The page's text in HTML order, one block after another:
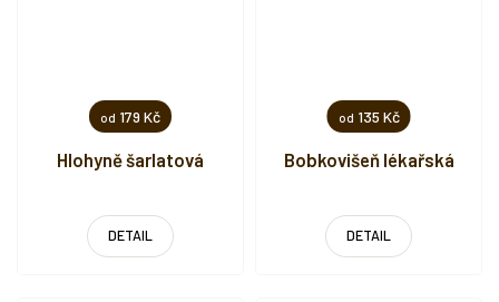
od 179 Kč
Hlohyně šarlatová
DETAIL
od 135 Kč
Bobkovišeň lékařská
DETAIL